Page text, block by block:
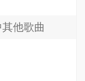
他歌曲